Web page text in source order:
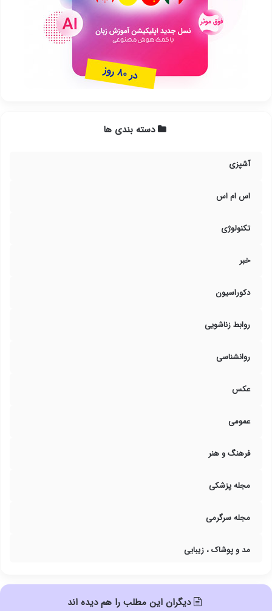
دسته بندی ها
آشپزی
اس ام اس
تکنولوژی
خبر
دکوراسیون
روابط زناشویی
روانشناسی
عکس
عمومی
فرهنگ و هنر
مجله پزشکی
مجله سرگرمی
مد و پوشاک ، زیبایی
دیگران این مطلب را هم دیده اند